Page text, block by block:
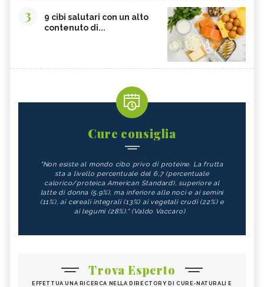
3
9 cibi salutari con un alto
contenuto di...
Cure consiglia
"Non esiste al mondo cibo privo di proteine. La frutta
sta a livello percentuale del 6,7 (percentuale
calorico/proteica American Standard), superiore al
latte di donna (5,9%), ma inferiore alle noci e ai semini
(11%), ai cereali integrali (13%) ai vegetali crudi (22%) e
ai legumi (28%)." (Valdo Vaccaro)
Trova Esperto
EFFETTUA UNA RICERCA NELLA DIRECTORY DI CURE-NATURALI E